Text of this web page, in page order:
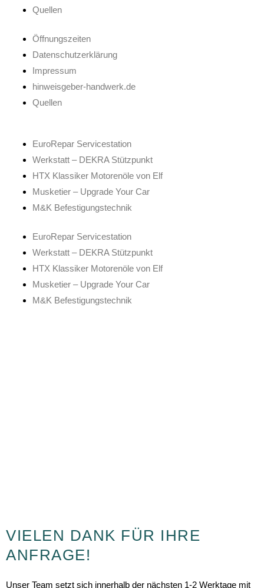
Quellen
Öffnungszeiten
Datenschutzerklärung
Impressum
hinweisgeber-handwerk.de
Quellen
EuroRepar Servicestation
Werkstatt – DEKRA Stützpunkt
HTX Klassiker Motorenöle von Elf
Musketier – Upgrade Your Car
M&K Befestigungstechnik
EuroRepar Servicestation
Werkstatt – DEKRA Stützpunkt
HTX Klassiker Motorenöle von Elf
Musketier – Upgrade Your Car
M&K Befestigungstechnik
e
b
t
a
t
u
k
VIELEN DANK FÜR IHRE
ANFRAGE!
Unser Team setzt sich innerhalb der nächsten 1-2 Werktage mit